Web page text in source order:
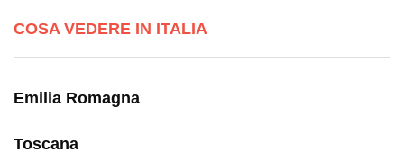
COSA VEDERE IN ITALIA
Emilia Romagna
Toscana